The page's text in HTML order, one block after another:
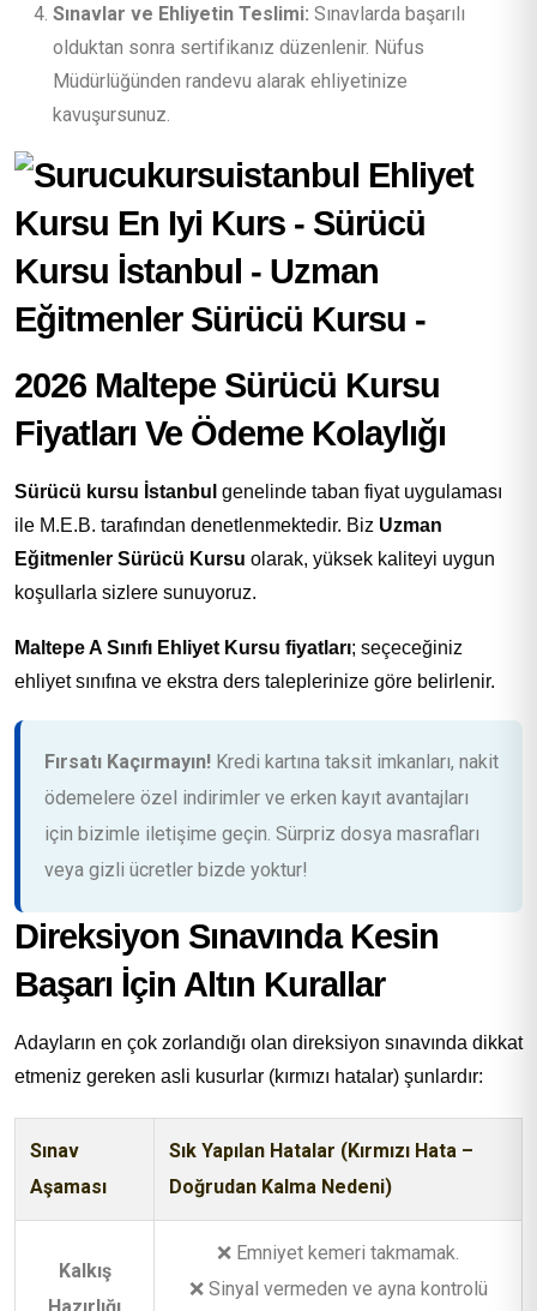
Sınavlar ve Ehliyetin Teslimi: Sınavlarda başarılı
olduktan sonra sertifikanız düzenlenir. Nüfus
Müdürlüğünden randevu alarak ehliyetinize
kavuşursunuz.
2026 Maltepe Sürücü Kursu
Fiyatları Ve Ödeme Kolaylığı
Sürücü kursu İstanbul genelinde taban fiyat uygulaması
ile M.E.B. tarafından denetlenmektedir. Biz Uzman
Eğitmenler Sürücü Kursu olarak, yüksek kaliteyi uygun
koşullarla sizlere sunuyoruz.
Maltepe A Sınıfı Ehliyet Kursu fiyatları; seçeceğiniz
ehliyet sınıfına ve ekstra ders taleplerinize göre belirlenir.
Fırsatı Kaçırmayın! Kredi kartına taksit imkanları, nakit
ödemelere özel indirimler ve erken kayıt avantajları
için bizimle iletişime geçin. Sürpriz dosya masrafları
veya gizli ücretler bizde yoktur!
Direksiyon Sınavında Kesin
Başarı İçin Altın Kurallar
Adayların en çok zorlandığı olan direksiyon sınavında dikkat
etmeniz gereken asli kusurlar (kırmızı hatalar) şunlardır:
Sınav
Aşaması
Sık Yapılan Hatalar (Kırmızı Hata –
Doğrudan Kalma Nedeni)
Kalkış
❌ Emniyet kemeri takmamak.
❌ Sinyal vermeden ve ayna kontrolü